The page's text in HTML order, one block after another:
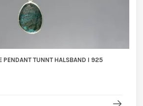
PENDANT TUNNT HALSBAND I 925